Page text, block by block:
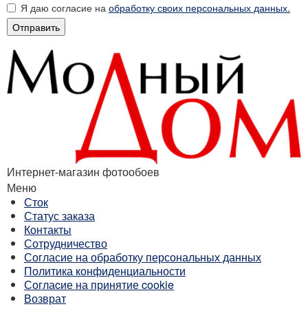
Я даю согласие на обработку своих персональных данных.
Отправить
Интернет-магазин фотообоев
Меню
Сток
Статус заказа
Контакты
Сотрудничество
Согласие на обработку персональных данных
Политика конфиденциальности
Соглаcие на принятие cookie
Возврат